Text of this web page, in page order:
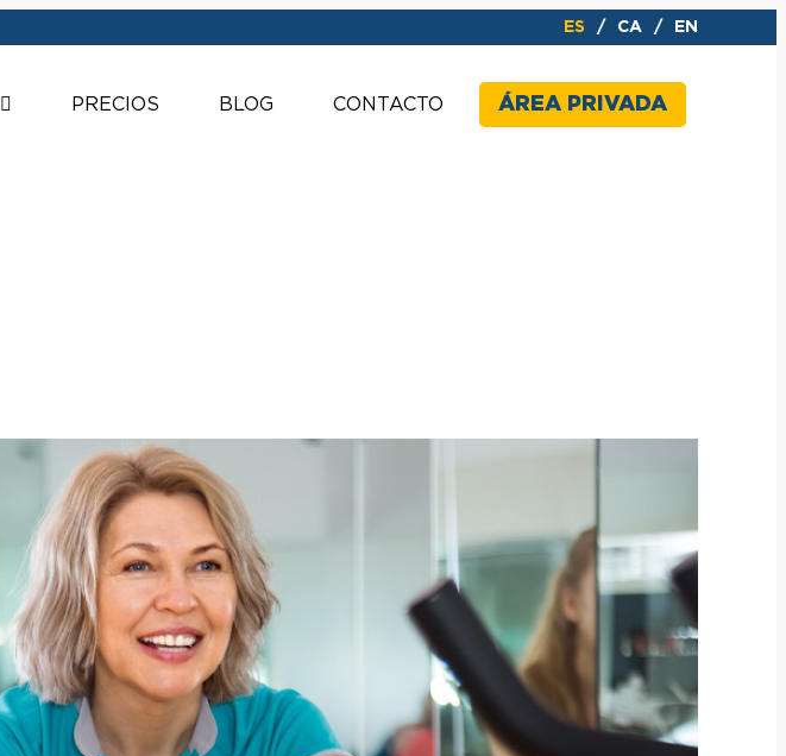
ES CA EN
PRECIOS BLOG CONTACTO ÁREA PRIVADA